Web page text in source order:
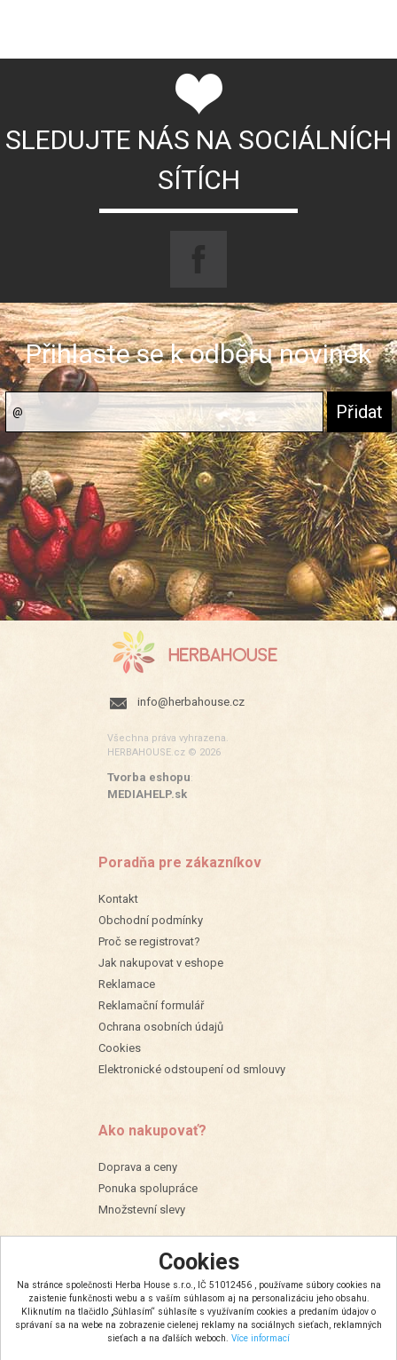
Cookies
Na stránce společnosti Herba House s.r.o., IČ 51012456 , používame súbory cookies na
zaistenie funkčnosti webu a s vaším súhlasom aj na personalizáciu jeho obsahu.
Kliknutím na tlačidlo „Súhlasím“ súhlasíte s využívaním cookies a predaním údajov o
správaní sa na webe na zobrazenie cielenej reklamy na sociálnych sieťach, reklamných
sieťach a na ďalších weboch. Více informací
SLEDUJTE NÁS NA SOCIÁLNÍCH
SÍTÍCH
Přihlaste se k odběru novinek
info@herbahouse.cz
Všechna práva vyhrazena.
HERBAHOUSE.cz © 2026
Tvorba eshopu:
MEDIAHELP.sk
Poradňa pre zákazníkov
Kontakt
Obchodní podmínky
Proč se registrovat?
Jak nakupovat v eshope
Reklamace
Reklamační formulář
Ochrana osobních údajů
Cookies
Elektronické odstoupení od smlouvy
Ako nakupovať?
Doprava a ceny
Ponuka spolupráce
Množstevní slevy